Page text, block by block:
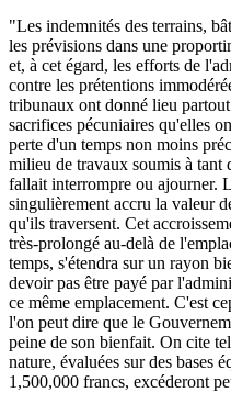
"Les indemnités des terrains,
les prévisions dans une
et, à cet égard, les efforts de
contre les prétentions
tribunaux ont donné lieu
sacrifices pécuniaires qu'elles
perte d'un temps non moins
milieu de travaux soumis à tant
fallait interrompre ou ajourner.
singulièrement accru la valeur
qu'ils traversent. Cet
très-prolongé au-delà de
temps, s'étendra sur un rayon
devoir pas être payé par
ce même emplacement. C'est
l'on peut dire que le
peine de son bienfait. On cite
nature, évaluées sur des bases
1,500,000 francs, excéderont